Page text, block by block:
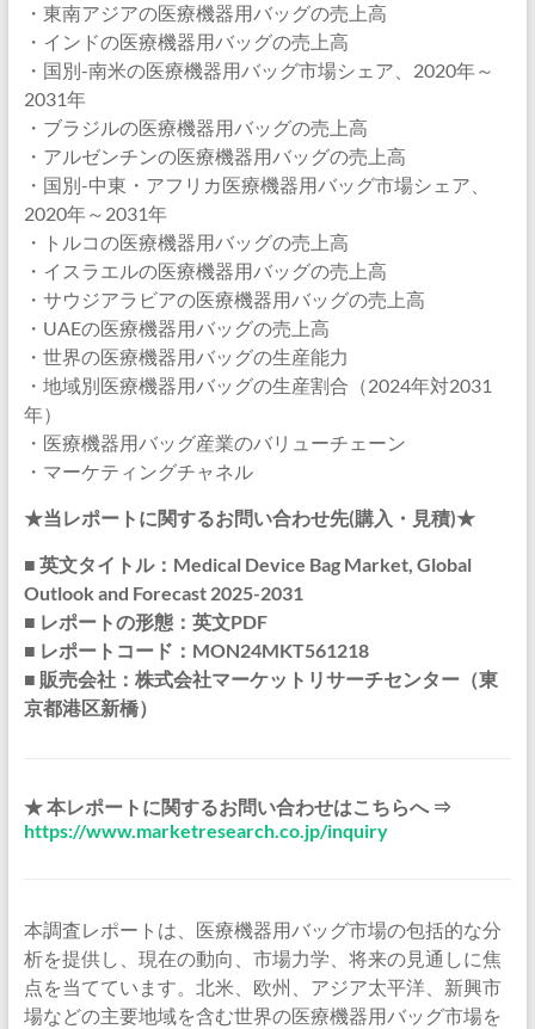
・東南アジアの医療機器用バッグの売上高
・インドの医療機器用バッグの売上高
・国別-南米の医療機器用バッグ市場シェア、2020年～
2031年
・ブラジルの医療機器用バッグの売上高
・アルゼンチンの医療機器用バッグの売上高
・国別-中東・アフリカ医療機器用バッグ市場シェア、
2020年～2031年
・トルコの医療機器用バッグの売上高
・イスラエルの医療機器用バッグの売上高
・サウジアラビアの医療機器用バッグの売上高
・UAEの医療機器用バッグの売上高
・世界の医療機器用バッグの生産能力
・地域別医療機器用バッグの生産割合（2024年対2031
年）
・医療機器用バッグ産業のバリューチェーン
・マーケティングチャネル
★当レポートに関するお問い合わせ先(購入・見積)★
■ 英文タイトル：Medical Device Bag Market, Global
Outlook and Forecast 2025-2031
■ レポートの形態：英文PDF
■ レポートコード：MON24MKT561218
■ 販売会社：株式会社マーケットリサーチセンター（東
京都港区新橋）
★ 本レポートに関するお問い合わせはこちらへ ⇒
https://www.marketresearch.co.jp/inquiry
本調査レポートは、医療機器用バッグ市場の包括的な分
析を提供し、現在の動向、市場力学、将来の見通しに焦
点を当てています。北米、欧州、アジア太平洋、新興市
場などの主要地域を含む世界の医療機器用バッグ市場を